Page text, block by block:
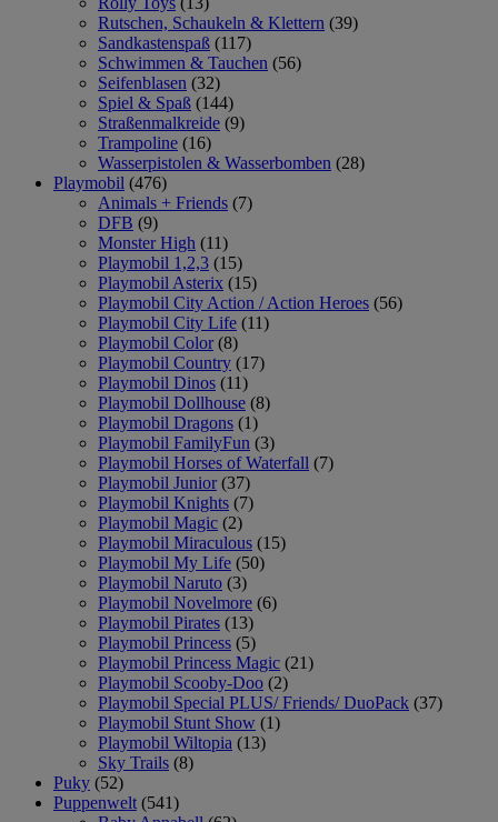
Rutschen, Schaukeln & Klettern (39)
Sandkastenspaß (117)
Schwimmen & Tauchen (56)
Seifenblasen (32)
Spiel & Spaß (144)
Straßenmalkreide (9)
Trampoline (16)
Wasserpistolen & Wasserbomben (28)
Playmobil (476)
Animals + Friends (7)
DFB (9)
Monster High (11)
Playmobil 1,2,3 (15)
Playmobil Asterix (15)
Playmobil City Action / Action Heroes (56)
Playmobil City Life (11)
Playmobil Color (8)
Playmobil Country (17)
Playmobil Dinos (11)
Playmobil Dollhouse (8)
Playmobil Dragons (1)
Playmobil FamilyFun (3)
Playmobil Horses of Waterfall (7)
Playmobil Junior (37)
Playmobil Knights (7)
Playmobil Magic (2)
Playmobil Miraculous (15)
Playmobil My Life (50)
Playmobil Naruto (3)
Playmobil Novelmore (6)
Playmobil Pirates (13)
Playmobil Princess (5)
Playmobil Princess Magic (21)
Playmobil Scooby-Doo (2)
Playmobil Special PLUS/ Friends/ DuoPack (37)
Playmobil Stunt Show (1)
Playmobil Wiltopia (13)
Sky Trails (8)
Puky (52)
Puppenwelt (541)